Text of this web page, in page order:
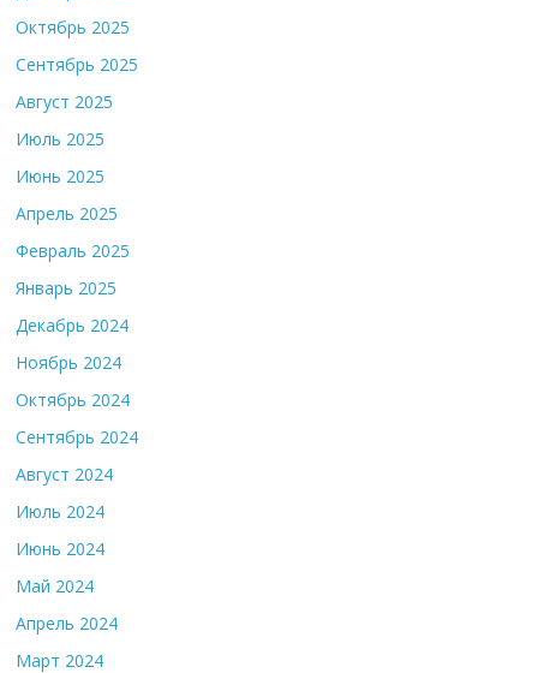
Октябрь 2025
Сентябрь 2025
Август 2025
Июль 2025
Июнь 2025
Апрель 2025
Февраль 2025
Январь 2025
Декабрь 2024
Ноябрь 2024
Октябрь 2024
Сентябрь 2024
Август 2024
Июль 2024
Июнь 2024
Май 2024
Апрель 2024
Март 2024